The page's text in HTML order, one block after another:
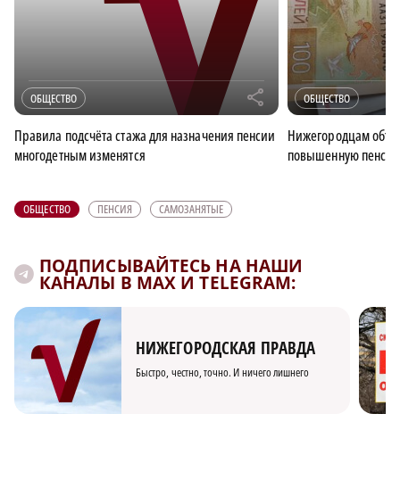
ОБЩЕСТВО r
Правила подсчёта стажа для назначения пенсии
многодетным изменятся
ОБЩЕСТВО
Нижегородцам
повышенную
ОБЩЕСТВО ПЕНСИЯ САМОЗАНЯТЫЕ
ПОДПИСЫВАЙТЕСЬ НА НАШИ
КАНАЛЫ В MAX И TELEGRAM:
НИЖЕГОРОДСКАЯ ПРАВДА
Быстро, честно, точно. И ничего лишнего